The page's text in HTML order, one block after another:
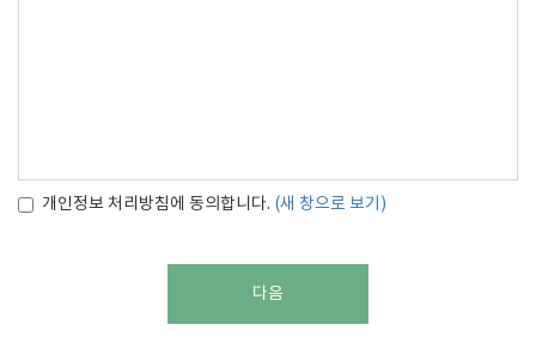
개인정보 처리방침에 동의합니다. (새 창으로 보기)
다음